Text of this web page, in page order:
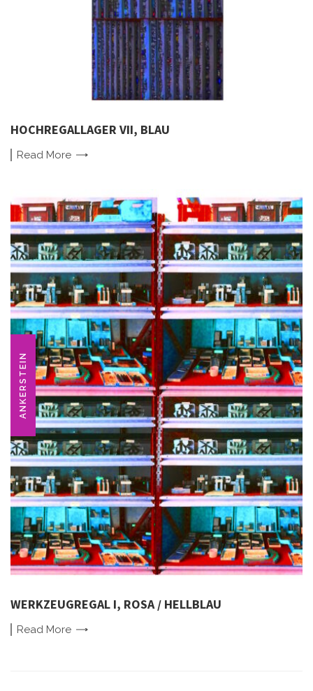
HOCHREGALLAGER VII, BLAU
Read More
ANKERSTEIN
WERKZEUGREGAL I, ROSA / HELLBLAU
Read More